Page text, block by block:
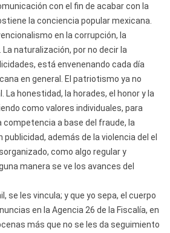
con el fin de acabar con la
la conciencia popular mexicana.
en la corrupción, la
naturalización, por no decir la
está envenenando cada día
en general. El patriotismo ya no
La honestidad, la horades, el honor y la
como valores individuales, para
a base del fraude, la
además de la violencia del el
como algo regular y
manera se ve los avances del
se les vincula; y que yo sepa, el cuerpo
en la Agencia 26 de la Fiscalía, en
más que no se les da seguimiento